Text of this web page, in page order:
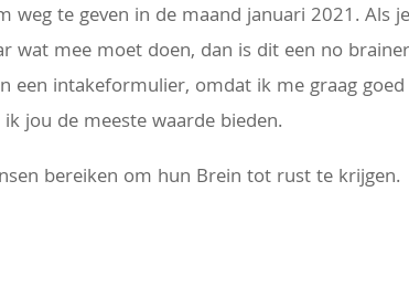
te geven in de maand januari 2021. Als je
wat mee moet doen, dan is dit een no
een intakeformulier, omdat ik me graag goed
jou de meeste waarde bieden.
bereiken om hun Brein tot rust te krijgen.